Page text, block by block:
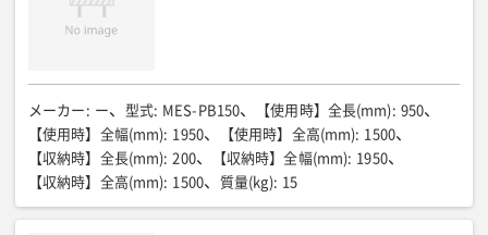
メーカー : ー 型式: MES-PB150 【使用時】全長(mm): 950
【使用時】全幅(mm): 1950 【使用時】全高(mm): 1500
【収納時】全長(mm): 200 【収納時】全幅(mm): 1950
【収納時】全高(mm): 1500 質量(kg): 15